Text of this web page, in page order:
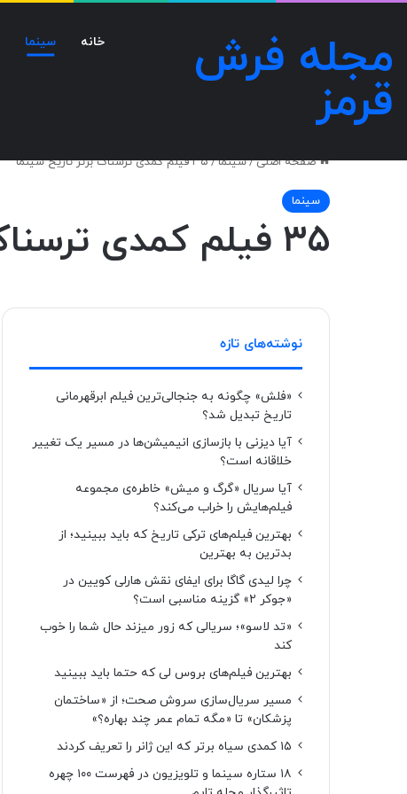
مجله فرش
قرمز
خانه سینما
صفحه اصلی/سینما/۳۵ فیلم کمدی ترسناک برتر تاریخ سینما
سینما
۳۵ فیلم کمدی ترسناک برتر تاریخ سینما
نوشته‌های تازه
«فلش» چگونه به جنجالی‌ترین فیلم ابرقهرمانی
تاریخ تبدیل شد؟
آیا دیزنی با بازسازی انیمیشن‌ها در مسیر یک تغییر
خلاقانه است؟
آیا سریال «گرگ و میش» خاطره‌ی مجموعه‌
فیلم‌هایش را خراب می‌کند؟
بهترین فیلم‌های ترکی تاریخ که باید ببینید؛ از
بدترین به بهترین
چرا لیدی گاگا برای ایفای نقش هارلی کویین در
«جوکر ۲» گزینه مناسبی است؟
«تد لاسو»؛ سریالی که زور میزند حال شما را خوب
کند
بهترین فیلم‌های بروس لی که حتما باید ببینید
مسیر سریال‌سازی سروش صحت؛ از «ساختمان
پزشکان» تا «مگه تمام عمر چند بهاره؟»
۱۵ کمدی سیاه برتر که این ژانر را تعریف کردند
۱۸ ستاره‌ سینما و تلویزیون در فهرست ۱۰۰ چهره